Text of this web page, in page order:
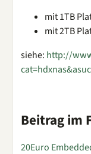
mit 1TB
mit 2TB
siehe: http://
Beitrag im
20Euro